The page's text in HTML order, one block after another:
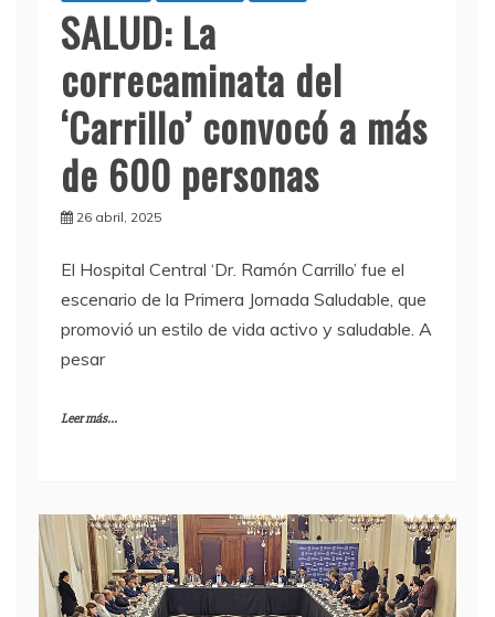
SALUD: La
correcaminata del
‘Carrillo’ convocó a más
de 600 personas
26 abril, 2025
El Hospital Central ‘Dr. Ramón Carrillo’ fue el
escenario de la Primera Jornada Saludable, que
promovió un estilo de vida activo y saludable. A
pesar
Leer más...